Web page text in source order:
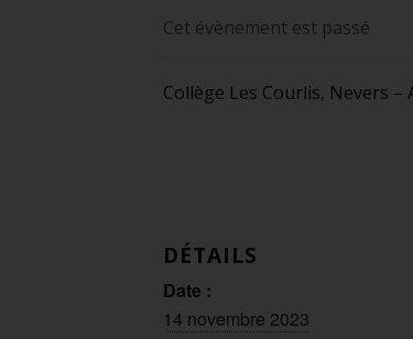
Cet évènement est passé
Collège Les Courlis, Nevers –
DÉTAILS
Date :
14 novembre 2023